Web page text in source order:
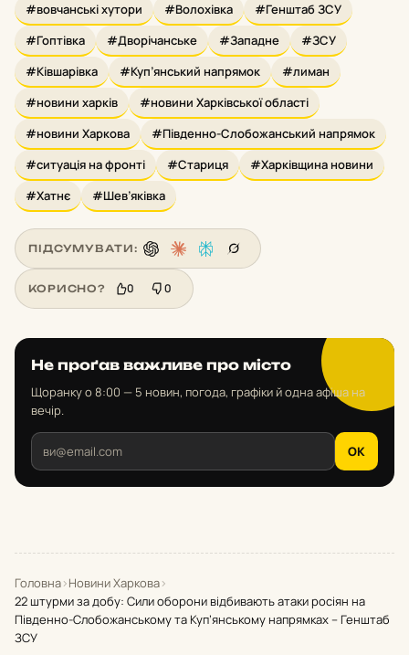
#вовчанські хутори
#Волохівка
#Генштаб ЗСУ
#Гоптівка
#Дворічанське #Западне
#ЗСУ
#Ківшарівка
#Куп’янський напрямок
#лиман
#новини харків
#новини Харківської області
#новини Харкова
#Південно-Слобожанський напрямок
#ситуація на фронті
#Стариця
#Харківщина новини
#Хатнє
#Шев’яківка
ПІДСУМУВАТИ:
КОРИСНО? 0 0
Не проґав важливе про місто
Щоранку о 8:00 — 5 новин, погода, графіки й одна афіша на
вечір.
OK
Головна›Новини Харкова›
22 штурми за добу: Сили оборони відбивають атаки росіян на
Південно-Слобожанському та Куп’янському напрямках – Генштаб
ЗСУ